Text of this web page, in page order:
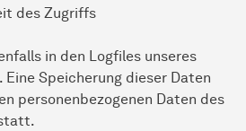
des Zugriffs
in den Logfiles unseres
Speicherung dieser Daten
personenbezogenen Daten des